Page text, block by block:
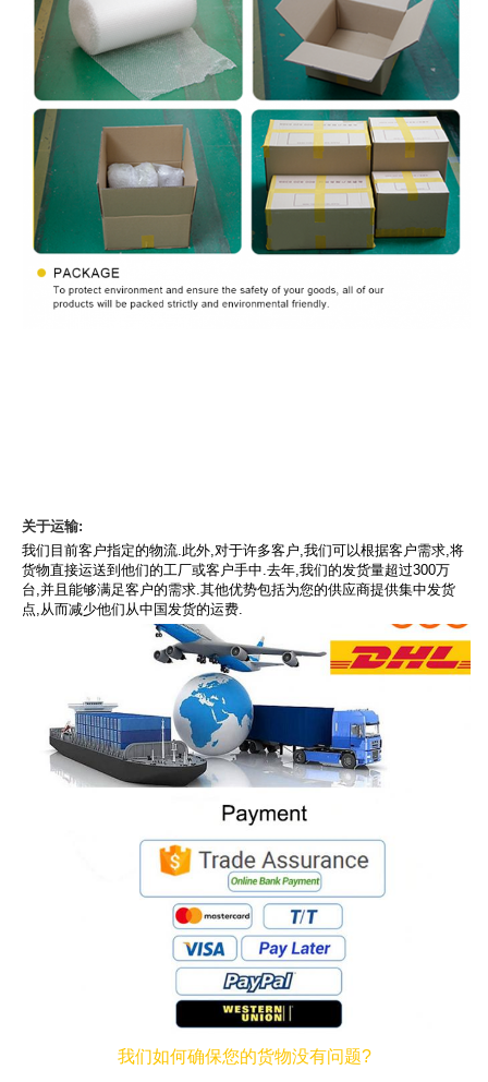
关于运输:
我们目前客户指定的物流.此外,对于许多客户,我们可以根据客户需求,将
货物直接运送到他们的工厂或客户手中.去年,我们的发货量超过300万
台,并且能够满足客户的需求.其他优势包括为您的供应商提供集中发货
点,从而减少他们从中国发货的运费.
我们如何确保您的货物没有问题?